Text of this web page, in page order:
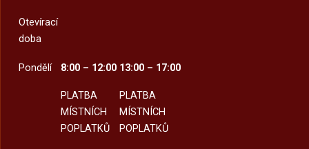
Otevírací
doba
Pondělí 8:00 – 12:00
PLATBA
MÍSTNÍCH
POPLATKŮ
13:00 – 17:00
PLATBA
MÍSTNÍCH
POPLATKŮ